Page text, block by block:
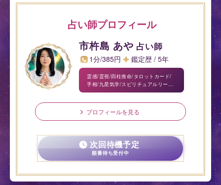
占い師プロフィール
市杵島 あや 占い師
1分/385円 鑑定歴 / 5年
霊感/霊視/四柱推命/タロットカード/
手相/九星気学/スピリチュアルリーデ
ィング
プロフィールを見る
次回待機予定
順番待ち受付中